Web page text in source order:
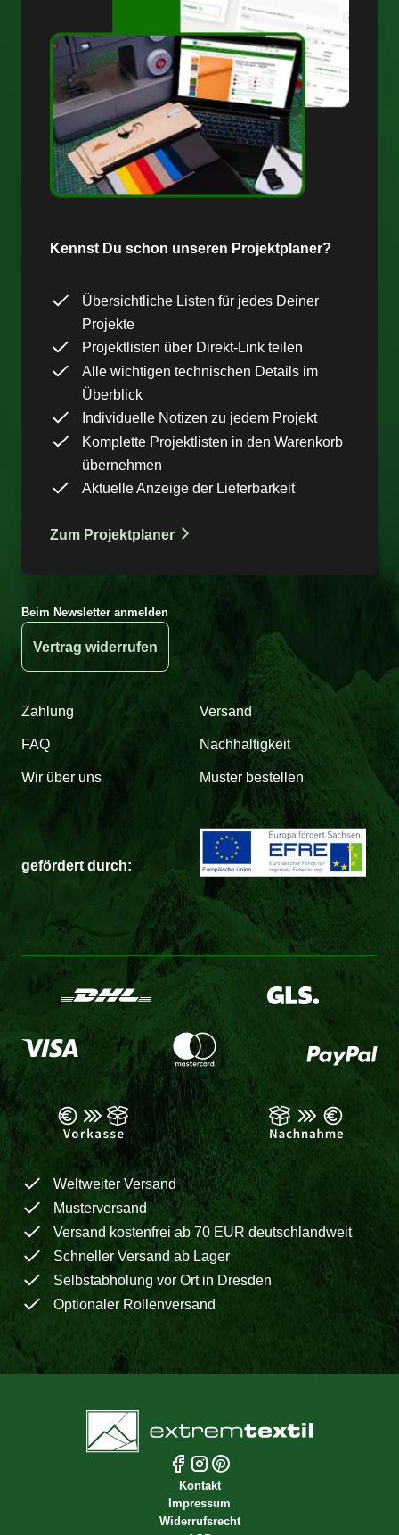
Kennst Du schon unseren Projektplaner?
Übersichtliche Listen für jedes Deiner
Projekte
Projektlisten über Direkt-Link teilen
Alle wichtigen technischen Details im
Überblick
Individuelle Notizen zu jedem Projekt
Komplette Projektlisten in den Warenkorb
übernehmen
Aktuelle Anzeige der Lieferbarkeit
Zum Projektplaner
Beim Newsletter anmelden
Vertrag widerrufen
Zahlung Versand
FAQ Nachhaltigkeit
Wir über uns Muster bestellen
gefördert durch:
Weltweiter Versand
Musterversand
Versand kostenfrei ab 70 EUR deutschlandweit
Schneller Versand ab Lager
Selbstabholung vor Ort in Dresden
Optionaler Rollenversand
Kontakt
Impressum
Widerrufsrecht